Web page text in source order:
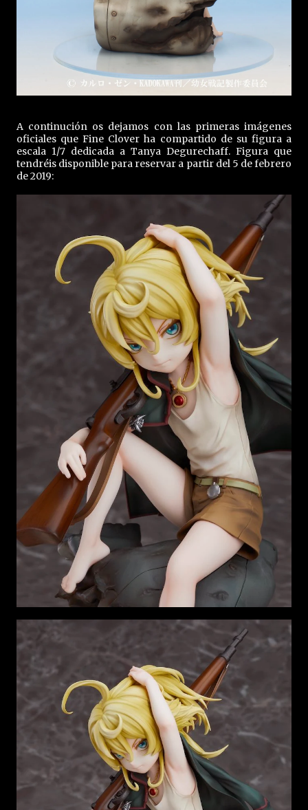
A continución os dejamos con las primeras imágenes
oficiales que Fine Clover ha compartido de su figura a
escala 1/7 dedicada a Tanya Degurechaff. Figura que
tendréis disponible para reservar a partir del 5 de febrero
de 2019: